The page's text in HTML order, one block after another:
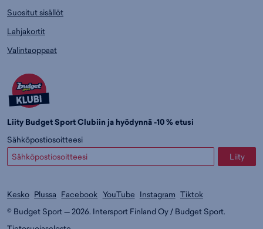
Suositut sisällöt
Lahjakortit
Valintaoppaat
Liity Budget Sport Clubiin ja hyödynnä -10 % etusi
Sähköpostiosoitteesi
Liity
Kesko Plussa Facebook YouTube Instagram Tiktok
© Budget Sport — 2026. Intersport Finland Oy / Budget Sport.